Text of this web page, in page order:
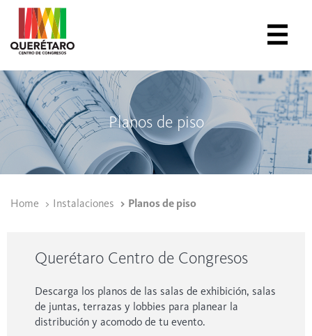
Planos de piso
Home Instalaciones Planos de piso
Querétaro Centro de Congresos
Descarga los planos de las salas de exhibición, salas
de juntas, terrazas y lobbies para planear la
distribución y acomodo de tu evento.